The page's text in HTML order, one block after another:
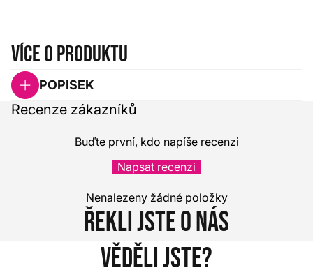
Více o produktu
POPISEK
Recenze zákazníků
Buďte první, kdo napíše recenzi
Napsat recenzi
Nenalezeny žádné položky
Řekli jste o nás
Věděli jste?